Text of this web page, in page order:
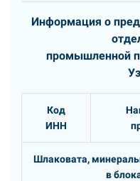
Информация о
промышленной
Код
ИНН
Шлаковата,
в